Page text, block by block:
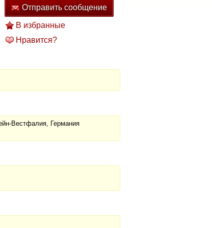
Отправить сообщение
В избранные
Нравится?
Вестфалия, Германия